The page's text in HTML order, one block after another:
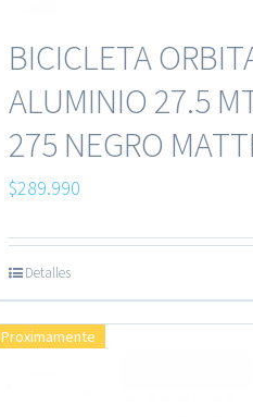
BICICLETA
ALUMINIO 27.5
275 NEGRO
$289.990
Detalles
Proximamente